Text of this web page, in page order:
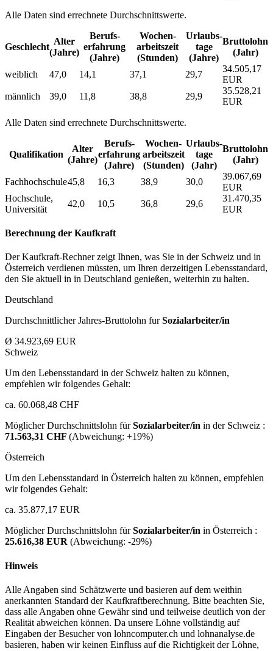
Alle Daten sind errechnete Durchschnittswerte.
Geschlecht
Alter
(Jahre)
Berufs­
erfahrung
(Jahre)
Wochen­
arbeitszeit
(Stunden)
Urlaubs­
tage
(Jahre)
Bruttolohn
(Jahr)
weiblich 47,0 14,1 37,1 29,7
34.505,17
EUR
männlich
39,0 11,8 38,8 29,9
35.528,21
EUR
Alle Daten sind errechnete Durchschnittswerte.
Qualifikation
Alter
(Jahre)
Berufs­
erfahrung
(Jahre)
Wochen­
arbeitszeit
(Stunden)
Urlaubs­
tage
(Jahr)
Bruttolohn
(Jahr)
Fachhochschule45,8 16,3 38,9 30,0
39.067,69
EUR
Hochschule,
Universität
42,0 10,5 36,8 29,6
31.470,35
EUR
Berechnung der Kaufkraft
Der Kaufkraft-Rechner zeigt Ihnen, was Sie in der Schweiz und in
Österreich verdienen müssten, um Ihren derzeitigen Lebensstandard,
den Sie aktuell in in Deutschland genießen, weiterhin zu halten.
Deutschland
Durchschnittlicher Jahres-Bruttolohn furSozialarbeiter/in
Ø 34.923,69 EUR
Schweiz
Um den Lebensstandard in der Schweiz halten zu können,
empfehlen wir folgendes Gehalt:
ca. 60.068,48 CHF
Möglicher Durchschnittslohn fürSozialarbeiter/in in der Schweiz :
71.563,31 CHF (Abweichung: +19%)
Österreich
Um den Lebensstandard in Österreich halten zu können, empfehlen
wir folgendes Gehalt:
ca. 35.877,17 EUR
Möglicher Durchschnittslohn fürSozialarbeiter/in in Österreich :
25.616,38 EUR (Abweichung: -29%)
Hinweis
Alle Angaben sind Schätzwerte und basieren auf dem weithin
anerkannten Standard der Kaufkraftberechnung. Bitte beachten Sie,
dass alle Angaben ohne Gewähr sind und teilweise deutlich von der
Realität abweichen können. Da unsere Löhne vollständig auf
Eingaben der Besucher von lohncomputer.ch und lohnanalyse.de
basieren, haben wir keinen Einfluss auf die Richtigkeit der Löhne,